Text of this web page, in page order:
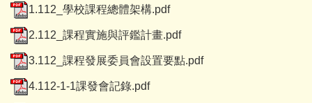
1.112_學校課程總體架構.pdf
2.112_課程實施與評鑑計畫.pdf
3.112_課程發展委員會設置要點.pdf
4.112-1-1課發會記錄.pdf